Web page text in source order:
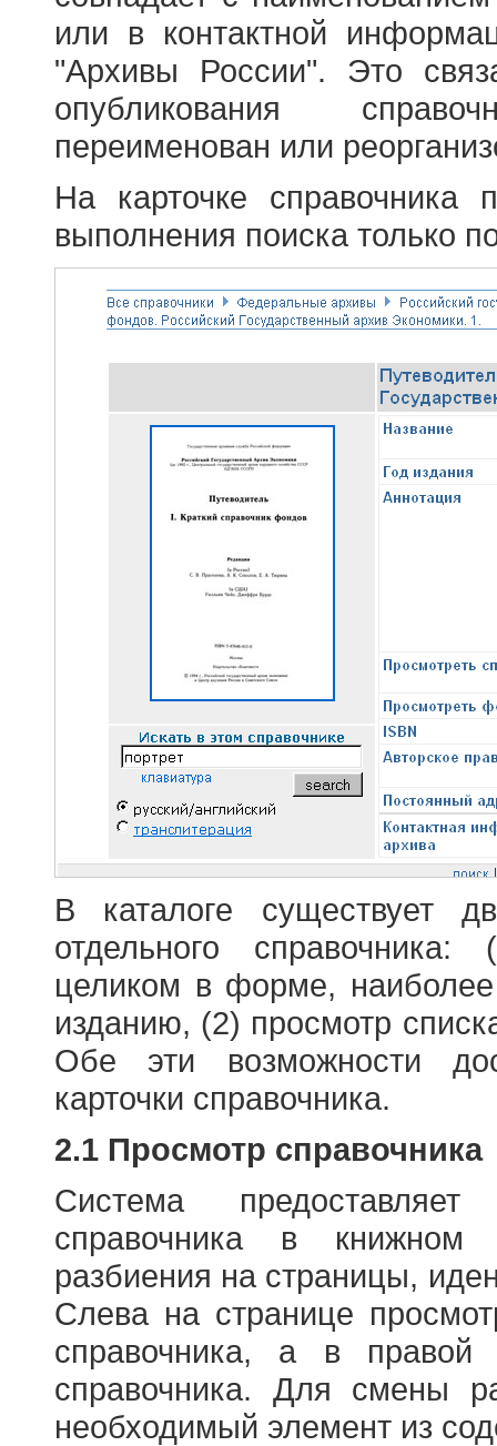
или в контактной
"Архивы России". Это
опубликования
переименован или
На карточке справочника
выполнения поиска только
В каталоге существует
отдельного
целиком в форме,
изданию, (2) просмотр
Обе эти возможности
карточки справочника.
2.1 Просмотр справочника
Система
справочника в
разбиения на страницы,
Слева на странице
справочника, а в правой
справочника. Для смены
необходимый элемент из